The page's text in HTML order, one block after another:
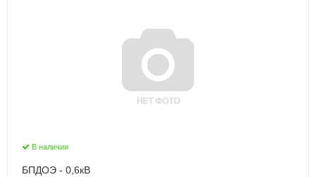
В наличии
БПДОЭ - 0,6кВ